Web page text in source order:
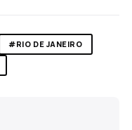
#RIO DE JANEIRO